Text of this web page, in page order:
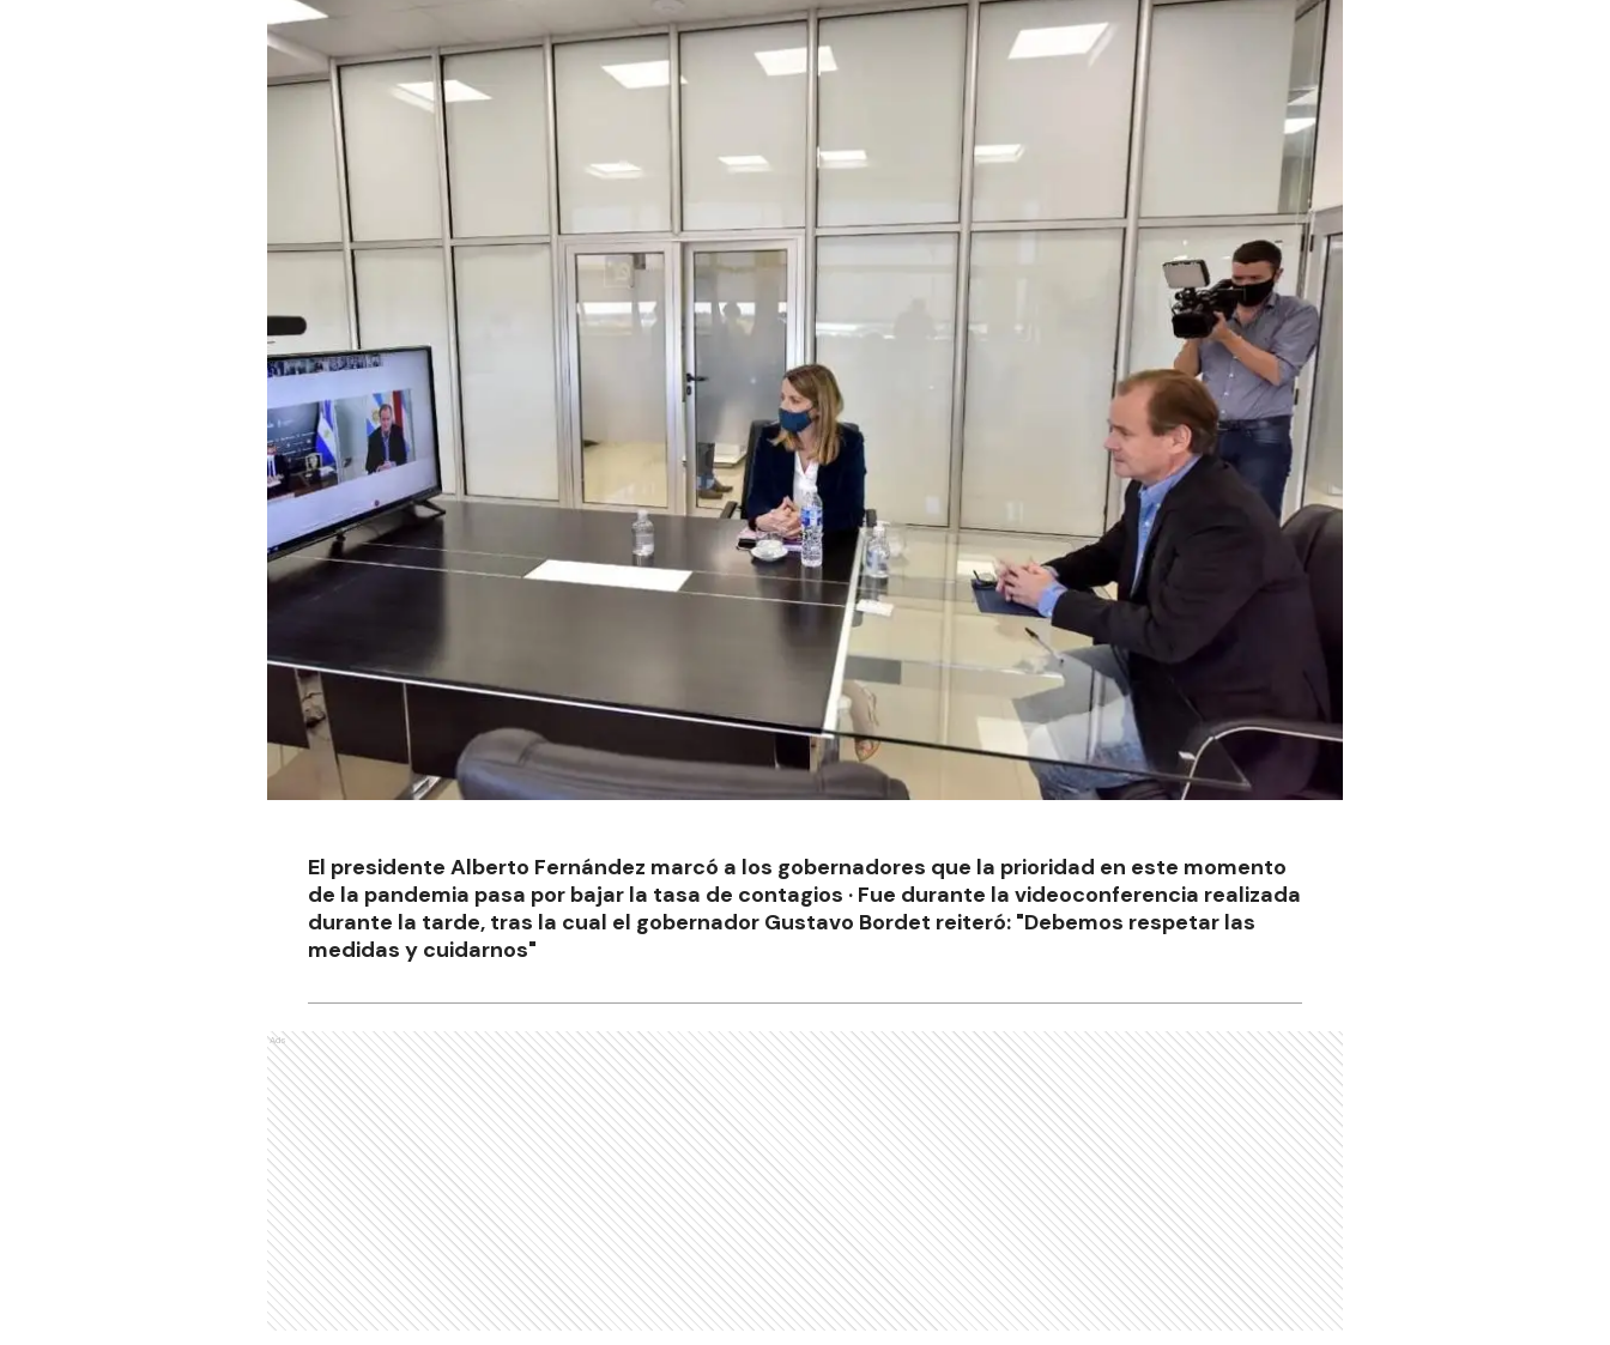
El presidente Alberto Fernández marcó a los gobernadores que la prioridad en este momento
de la pandemia pasa por bajar la tasa de contagios · Fue durante la videoconferencia realizada
durante la tarde, tras la cual el gobernador Gustavo Bordet reiteró: "Debemos respetar las
medidas y cuidarnos"
Ads